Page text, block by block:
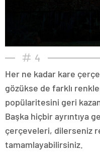
4
Her ne kadar kare
gözükse de farklı
popülaritesini geri
Başka hiçbir ayrıntıya
çerçeveleri, dilerseniz
tamamlayabilirsiniz.